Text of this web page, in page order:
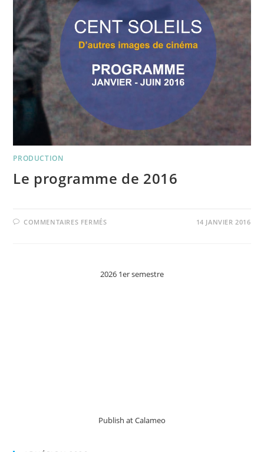
PRODUCTION
Le programme de 2016
COMMENTAIRES FERMÉSSUR 14 JANVIER 2016
2026 1er semestre
Publish at Calameo